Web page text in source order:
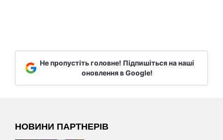
Не пропустіть головне! Підпишіться на наші
оновлення в Google!